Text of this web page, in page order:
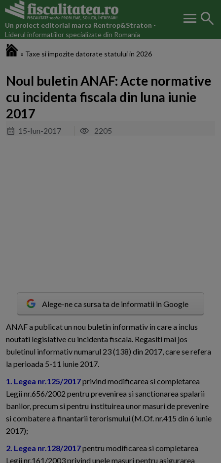
Un proiect editorial marca Rentrop&Straton -
Liderul informatiilor specializate din Romania
menu search
» Taxe si impozite datorate statului in 2026
Noul buletin ANAF: Acte normative
cu incidenta fiscala din luna iunie
2017
15-Iun-2017 2205
Alege-ne ca sursa ta de informatii in Google
ANAF a publicat un nou buletin informativ in care a inclus
noutati legislative cu incidenta fiscala. Regasiti mai jos
buletinul informativ numarul 23 (138) din 2017, care se refera
la perioada 5-11 iunie 2017.
1. Legea nr.125/2017privind modificarea si completarea
Legii nr.656/2002 pentru prevenirea si sanctionarea spalarii
banilor, precum si pentru instituirea unor masuri de prevenire
si combatere a finantarii terorismului (M.Of. nr.415 din 6 iunie
2017);
2. Legea nr.128/2017pentru modificarea si completarea
Legii nr.161/2003 privind unele masuri pentru asigurarea